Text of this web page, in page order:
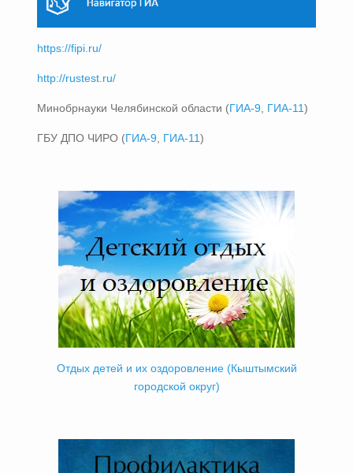
https://fipi.ru/
http://rustest.ru/
Минобрнауки Челябинской области (ГИА-9 ГИА-11)
ГБУ ДПО ЧИРО (ГИА-9 ГИА-11)
Отдых детей и их оздоровление (Кыштымский
городской округ)